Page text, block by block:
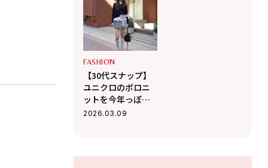
FASHION
【30代スナップ】
ユニクロのポロニ
ットを今年っぽく
アレンジ！ 品よく
2026.03.09